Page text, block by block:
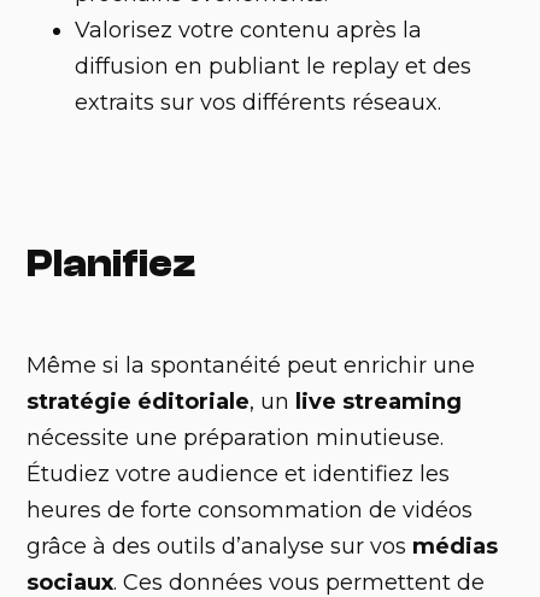
Valorisez votre contenu après la
diffusion en publiant le replay et des
extraits sur vos différents réseaux.
Planifiez
Même si la spontanéité peut enrichir une
stratégie éditoriale, un live streaming
nécessite une préparation minutieuse.
Étudiez votre audience et identifiez les
heures de forte consommation de vidéos
grâce à des outils d’analyse sur vos médias
sociaux. Ces données vous permettent de